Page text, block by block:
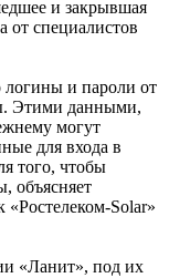
и закрывшая
от специалистов
логины и пароли от
Этими данными,
могут
для входа в
того, чтобы
объясняет
«Ростелеком-Solar»
«Ланит», под их